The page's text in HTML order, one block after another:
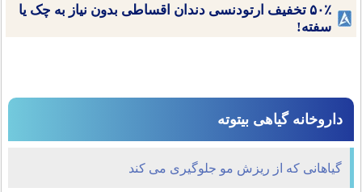
۵۰٪ تخفیف ارتودنسی دندان اقساطی بدون نیاز به چک یا
سفته!
داروخانه گیاهی بیتوته
گیاهانی که از ریزش مو جلوگیری می کند